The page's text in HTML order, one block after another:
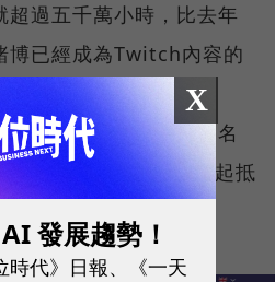
超過五千萬小時，比去年
博已經成為Twitch內容的
播社群掀起了
的風潮，平台上的知名
等人也透過罷工發起抵
X
發展趨勢！
時代》日報、《一天